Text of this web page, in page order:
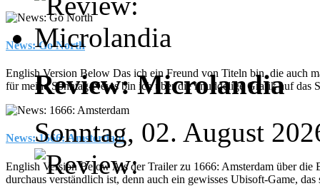
News: Go North
English Version Below Das ich ein Freund von Titeln bin, die auch
für meine Sonntag-News bin ich über die knuddelige Grafik auf das
News: 1666: Amsterdam
English Version Below Als der Trailer zu 1666: Amsterdam über die
durchaus verständlich ist, denn auch ein gewisses Ubisoft-Game,
Review: Microlandia
Sonntag, 02. August